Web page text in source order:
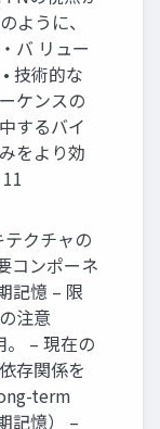
ように、
バ リュー
技術的な
ケンスの
するバイ
をより効
クチャの
コンポーネ
記憶 – 限
注意
。 – 現在の
存関係を
term
記憶） –